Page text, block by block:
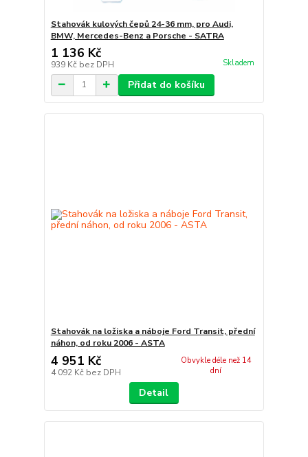
Stahovák kulových čepů 24-36 mm, pro Audi,
BMW, Mercedes-Benz a Porsche - SATRA
1 136 Kč
939 Kč bez DPH Skladem
Přidat do košíku
Stahovák na ložiska a náboje Ford Transit, přední
náhon, od roku 2006 - ASTA
4 951 Kč
4 092 Kč bez DPH
Obvykle déle než 14
dní
Detail